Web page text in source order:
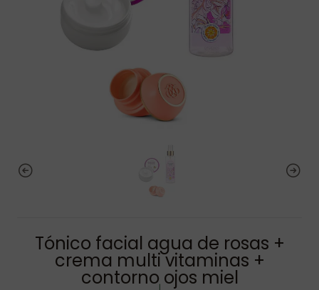
Tónico facial agua de rosas +
crema multi vitaminas +
contorno ojos miel